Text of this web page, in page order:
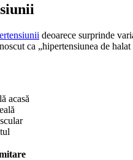
deoarece surprinde
ca „hipertensiunea de
acasă